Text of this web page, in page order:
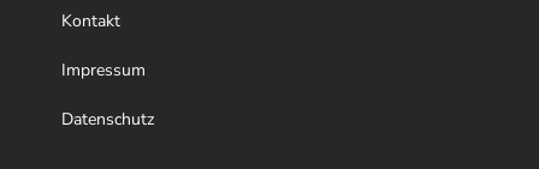
Kontakt
Impressum
Datenschutz